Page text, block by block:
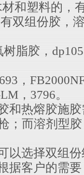
和塑料的，
双组份胶，
脂胶，
，
，3796。
和热熔胶施
；而溶剂型
以选择双组
据客户的需要